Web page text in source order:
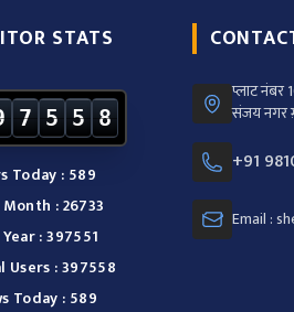
STATS
7 5 5 8
Today : 589
: 26733
: 397551
Users : 397558
Today : 589
प्लाट नंबर
संजय नगर
+91
Email :